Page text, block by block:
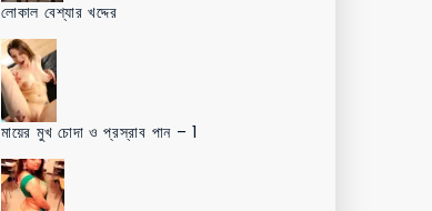
লোকাল বেশ্যার খদ্দের
মায়ের মুখ চোদা ও প্রস্রাব পান – 1